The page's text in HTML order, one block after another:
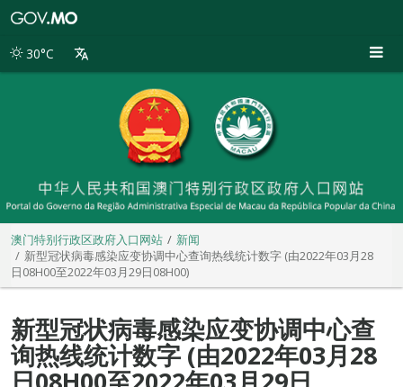
别
30°C
澳门特别行政区政府入口网站
新闻
新型冠状病毒感染应变协调中心查询热线统计数字 (由2022年03月28
日08H00至2022年03月29日08H00)
新型冠状病毒感染应变协调中心查
询热线统计数字 (由2022年03月28